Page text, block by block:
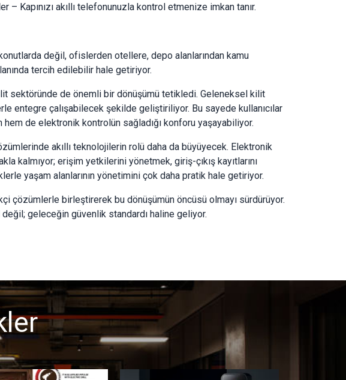
Kapınızı akıllı telefonunuzla kontrol etmenize imkan tanır.
değil, ofislerden otellere, depo alanlarından kamu
tercih edilebilir hale getiriyor.
sektöründe de önemli bir dönüşümü tetikledi. Geleneksel kilit
entegre çalışabilecek şekilde geliştiriliyor. Bu sayede kullanıcılar
de elektronik kontrolün sağladığı konforu yaşayabiliyor.
akıllı teknolojilerin rolü daha da büyüyecek. Elektronik
kalmıyor; erişim yetkilerini yönetmek, giriş-çıkış kayıtlarını
yaşam alanlarının yönetimini çok daha pratik hale getiriyor.
çözümlerle birleştirerek bu dönüşümün öncüsü olmayı sürdürüyor.
geleceğin güvenlik standardı haline geliyor.